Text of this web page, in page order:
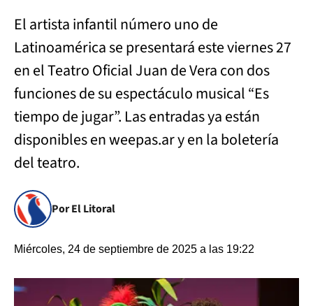
El artista infantil número uno de
Latinoamérica se presentará este viernes 27
en el Teatro Oficial Juan de Vera con dos
funciones de su espectáculo musical “Es
tiempo de jugar”. Las entradas ya están
disponibles en weepas.ar y en la boletería
del teatro.
Por El Litoral
Miércoles, 24 de septiembre de 2025 a las 19:22